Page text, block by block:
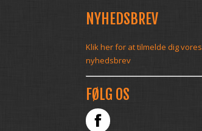
NYHEDSBREV
Klik her for at tilmelde dig vores
nyhedsbrev
FØLG OS